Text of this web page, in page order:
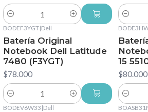
Cantidad Cantidad
BODEF3YGT|Dell
Batería Original
Notebook Dell Latitude
7480 (F3YGT)
$78.000
Cantidad
15
$80.000
Cantidad
BODEV6W33 |Dell